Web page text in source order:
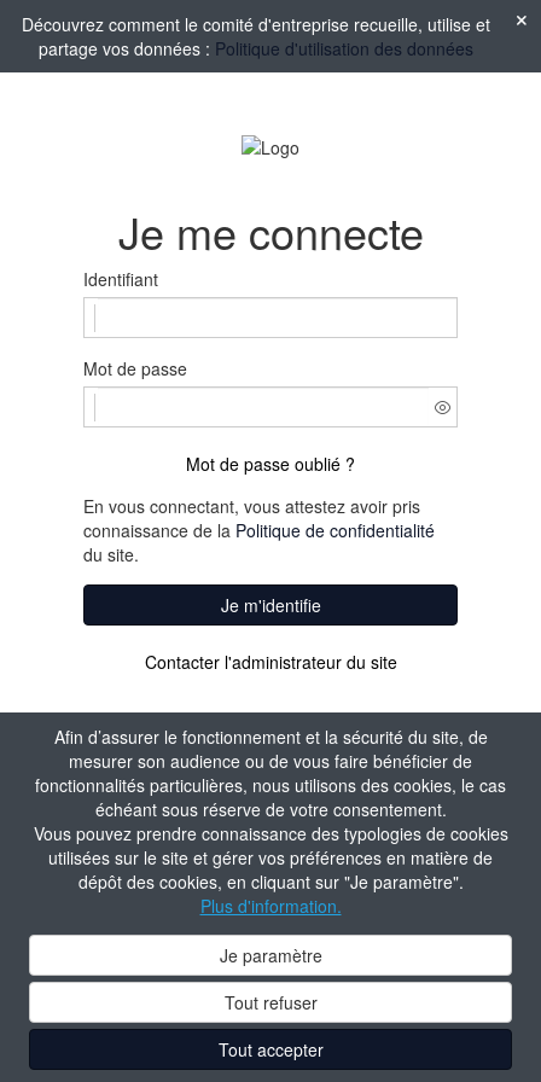
Afin d’assurer le fonctionnement et la sécurité du site, de
mesurer son audience ou de vous faire bénéficier de
fonctionnalités particulières, nous utilisons des cookies, le cas
échéant sous réserve de votre consentement.
Vous pouvez prendre connaissance des typologies de cookies
utilisées sur le site et gérer vos préférences en matière de
dépôt des cookies, en cliquant sur "Je paramètre".
Plus d'information.
Je paramètre
Tout refuser
Tout accepter
Découvrez comment le comité d'entreprise recueille, utilise et
partage vos données : Politique d'utilisation des données
Je me connecte
Identifiant
Mot de passe
Mot de passe oublié ?
En vous connectant, vous attestez avoir pris
connaissance de la Politique de confidentialité
du site.
Je m'identifie
Contacter l'administrateur du site